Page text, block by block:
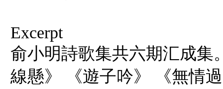
Excerpt
俞小明詩歌集共六期汇成集
線懸》 《遊子吟》 《無情